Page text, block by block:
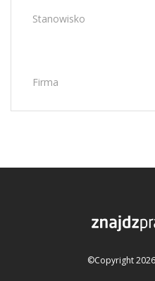
Stanowisko
Firma
©Copyright